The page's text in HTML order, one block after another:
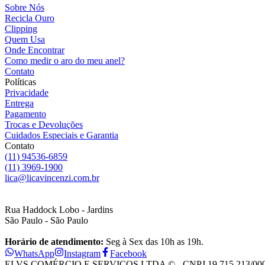
Sobre Nós
Recicla Ouro
Clipping
Quem Usa
Onde Encontrar
Como medir o aro do meu anel?
Contato
Políticas
Privacidade
Entrega
Pagamento
Trocas e Devoluções
Cuidados Especiais e Garantia
Contato
(11) 94536-6859
(11) 3969-1900
lica@licavincenzi.com.br
Rua Haddock Lobo - Jardins
São Paulo - São Paulo
Horário de atendimento: Seg à Sex das 10h as 19h.
WhatsApp
Instagram
Facebook